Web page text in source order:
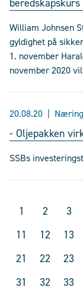
William Johnsen
gyldighet på
1. november
november 2020
20.08.20
- Oljepakken
SSBs
1 2 3
11
12 13
21
22 23
31
32 33